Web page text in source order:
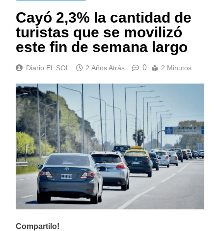
Cayó 2,3% la cantidad de
turistas que se movilizó
este fin de semana largo
Diario EL SOL 2 Años Atrás 0 2 Minutos
Compartilo!